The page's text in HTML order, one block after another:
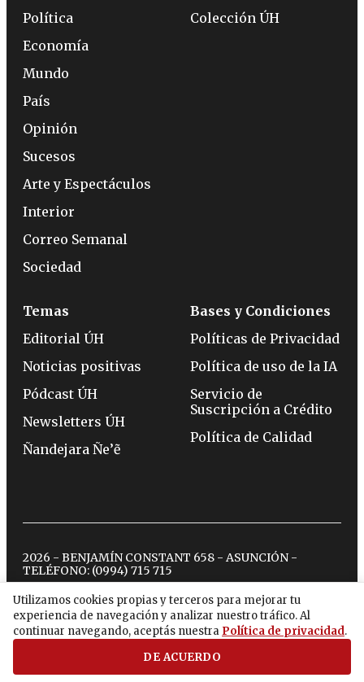
Utilizamos cookies propias y terceros para mejorar tu
experiencia de navegación y analizar nuestro tráfico. Al
continuar navegando, aceptás nuestra Política de privacidad.
DE ACUERDO
Política
Economía
Mundo
País
Opinión
Sucesos
Arte y Espectáculos
Interior
Correo Semanal
Sociedad
Colección ÚH
Temas
Editorial ÚH
Noticias positivas
Pódcast ÚH
Newsletters ÚH
Ñandejara Ñe’ẽ
Bases y Condiciones
Políticas de Privacidad
Política de uso de la IA
Servicio de
Suscripción a Crédito
Política de Calidad
2026 - BENJAMÍN CONSTANT 658 - ASUNCIÓN -
TELÉFONO: (0994) 715 715
twitterinstagram
facebook
tiktokyoutubespotify